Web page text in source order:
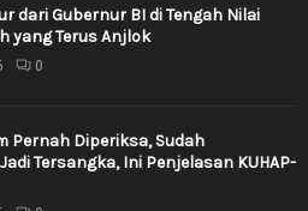
dari Gubernur BI di Tengah Nilai
yang Terus Anjlok
0
Pernah Diperiksa, Sudah
Tersangka, Ini Penjelasan KUHAP-